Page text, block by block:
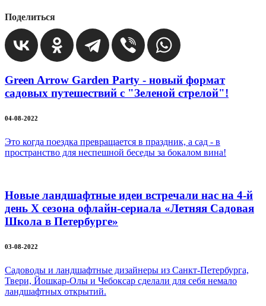
Поделиться
Green Arrow Garden Party - новый формат
садовых путешествий с "Зеленой стрелой"!
04-08-2022
Это когда поездка превращается в праздник, а сад - в
пространство для неспешной беседы за бокалом вина!
Новые ландшафтные идеи встречали нас на 4-й
день X сезона офлайн-сериала «Летняя Садовая
Школа в Петербурге»
03-08-2022
Садоводы и ландшафтные дизайнеры из Санкт-Петербурга,
Твери, Йошкар-Олы и Чебоксар сделали для себя немало
ландшафтных открытий.